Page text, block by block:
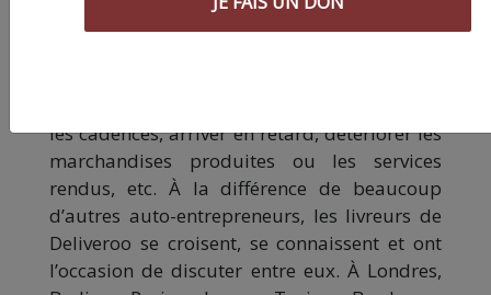
couverts par le statut syndical. Le sabotage
les cadences, arriver en retard, détériorer les
marchandises produites ou les services
rendus, etc. À la différence de beaucoup
d’autres auto-entrepreneurs, les livreurs de
Deliveroo se croisent, se connaissent et ont
l’occasion de discuter entre eux. À Londres,